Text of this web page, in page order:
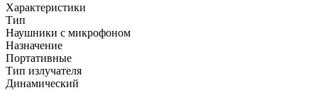
Характеристики
Тип
Наушники с микрофоном
Назначение
Портативные
Тип излучателя
Динамический